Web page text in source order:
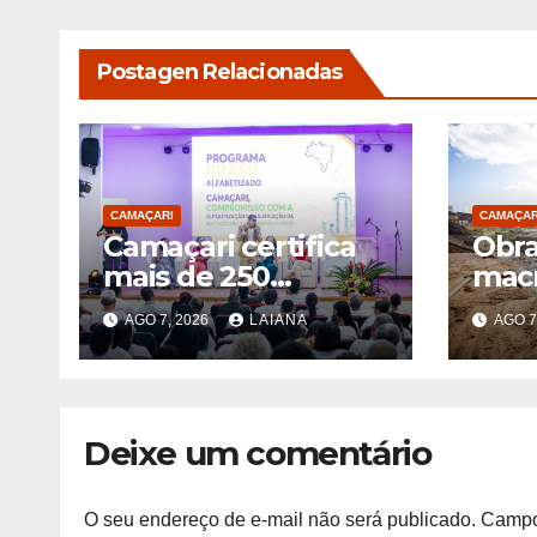
Postagen Relacionadas
CAMAÇARI
Camaçari certifica
mais de 250
educandos pelo
Programa Brasil
Alfabetizado
AGO 7, 2026 LAIANA AGO
Deixe um comentário
O seu endereço de e-mail não será publicado.